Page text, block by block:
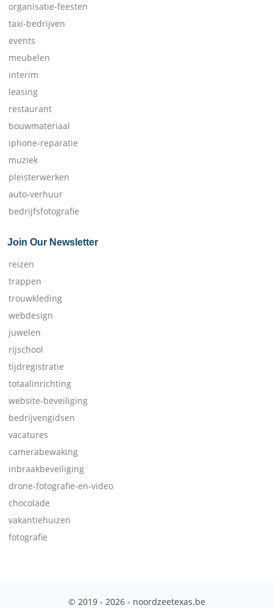
organisatie-feesten
taxi-bedrijven
events
meubelen
interim
leasing
restaurant
bouwmateriaal
iphone-reparatie
muziek
pleisterwerken
auto-verhuur
bedrijfsfotografie
Join Our Newsletter
reizen
trappen
trouwkleding
webdesign
juwelen
rijschool
tijdregistratie
totaalinrichting
website-beveiliging
bedrijvengidsen
vacatures
camerabewaking
inbraakbeveiliging
drone-fotografie-en-video
chocolade
vakantiehuizen
fotografie
© 2019 - 2026 - noordzeetexas.be